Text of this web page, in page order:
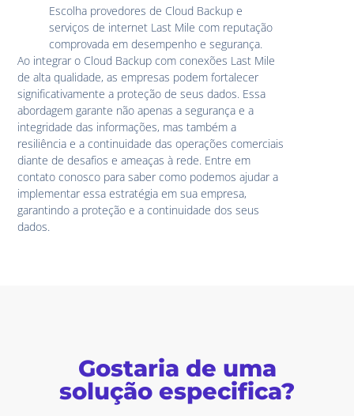
Escolha provedores de Cloud Backup e
serviços de internet Last Mile com reputação
comprovada em desempenho e segurança.
Ao integrar o Cloud Backup com conexões Last Mile
de alta qualidade, as empresas podem fortalecer
significativamente a proteção de seus dados. Essa
abordagem garante não apenas a segurança e a
integridade das informações, mas também a
resiliência e a continuidade das operações comerciais
diante de desafios e ameaças à rede. Entre em
contato conosco para saber como podemos ajudar a
implementar essa estratégia em sua empresa,
garantindo a proteção e a continuidade dos seus
dados.
Gostaria de uma
solução especifica?